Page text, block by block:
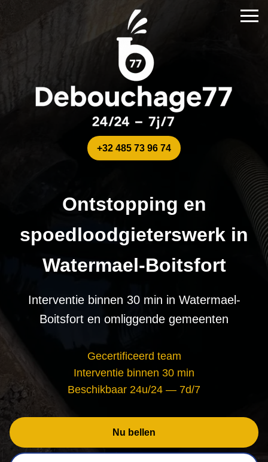
+32 485 73 96 74
Ontstopping en
spoedloodgieterswerk in
Watermael-Boitsfort
Interventie binnen 30 min in Watermael-
Boitsfort en omliggende gemeenten
Gecertificeerd team
Interventie binnen 30 min
Beschikbaar 24u/24 — 7d/7
Nu bellen